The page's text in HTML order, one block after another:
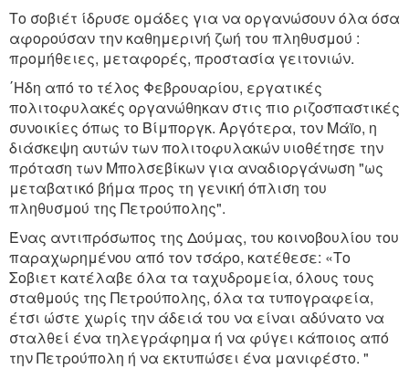
Το σοβιέτ ίδρυσε ομάδες για να οργανώσουν όλα όσα
αφορούσαν την καθημερινή ζωή του πληθυσμού :
προμήθειες, μεταφορές, προστασία γειτονιών.
΄Ηδη από το τέλος Φεβρουαρίου, εργατικές
πολιτοφυλακές οργανώθηκαν στις πιο ριζοσπαστικές
συνοικίες όπως το Βίμποργκ. Αργότερα, τον Μάïο, η
διάσκεψη αυτών των πολιτοφυλακών υιοθέτησε την
πρόταση των Μπολσεβίκων για αναδιοργάνωση "ως
μεταβατικό βήμα προς τη γενική όπλιση του
πληθυσμού της Πετρούπολης".
Ένας αντιπρόσωπος της Δούμας, του κοινοβουλίου του
παραχωρημένου από τον τσάρο, κατέθεσε: «Το
Σοβιετ κατέλαβε όλα τα ταχυδρομεία, όλους τους
σταθμούς της Πετρούπολης, όλα τα τυπογραφεία,
έτσι ώστε χωρίς την άδειά του να είναι αδύνατο να
σταλθεί ένα τηλεγράφημα ή να φύγει κάποιος από
την Πετρούπολη ή να εκτυπώσει ένα μανιφέστο. "